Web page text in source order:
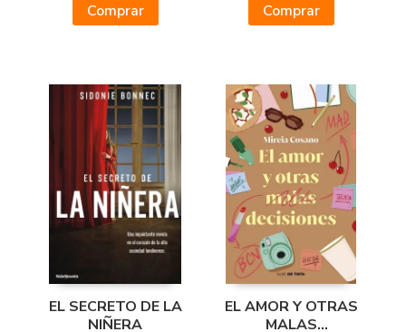
Comprar Comprar
EL SECRETO DE LA
NIÑERA
EL AMOR Y OTRAS
MALAS